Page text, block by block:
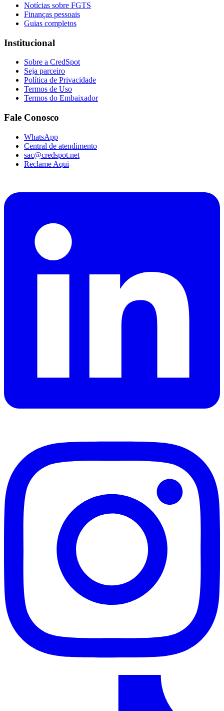
Notícias sobre FGTS
Finanças pessoais
Guias completos
Institucional
Sobre a CredSpot
Seja parceiro
Política de Privacidade
Termos de Uso
Termos do Embaixador
Fale Conosco
WhatsApp
Central de atendimento
sac@credspot.net
Reclame Aqui